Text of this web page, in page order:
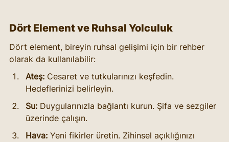
Dört Element ve Ruhsal Yolculuk
Dört element, bireyin ruhsal gelişimi için bir rehber
olarak da kullanılabilir:
Ateş: Cesaret ve tutkularınızı keşfedin.
Hedeflerinizi belirleyin.
Su: Duygularınızla bağlantı kurun. Şifa ve sezgiler
üzerinde çalışın.
Hava: Yeni fikirler üretin. Zihinsel açıklığınızı